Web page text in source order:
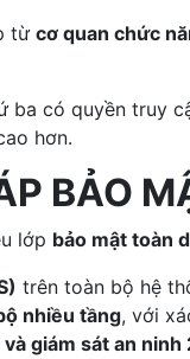
từcơ quan chức
ba có quyền truy
hơn.
BẢO
lớp bảo mật toàn
trên toàn bộ hệ
nhiều tầng, với
giám sát an ninh